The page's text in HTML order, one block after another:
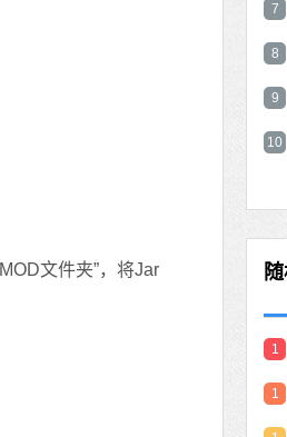
文件夹”，将Jar
7
8
9
10
1
1